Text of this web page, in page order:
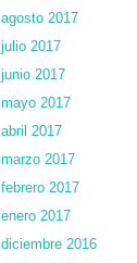
agosto 2017
julio 2017
junio 2017
mayo 2017
abril 2017
marzo 2017
febrero 2017
enero 2017
diciembre 2016